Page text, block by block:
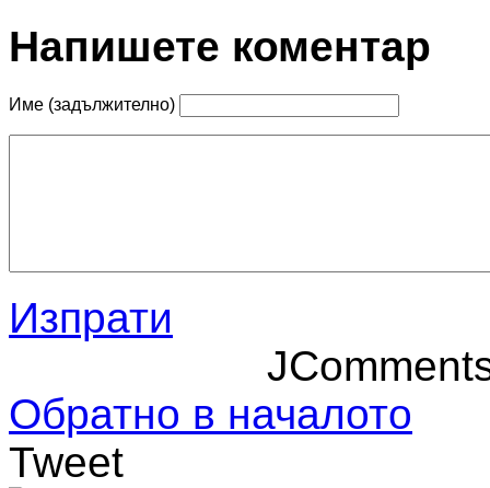
Напишете коментар
Име (задължително)
Изпрати
Обратно в началото
Tweet